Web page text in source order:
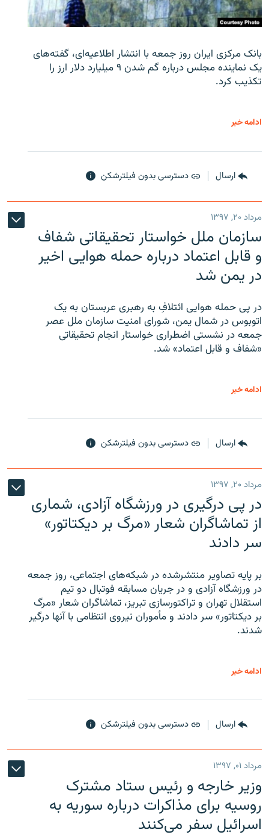
بانک مرکزی ایران روز جمعه با انتشار اطلاعیه‌ای، گفته‌های
یک نماینده مجلس درباره گم شدن ۹ میلیارد دلار ارز را
تکذیب کرد.
ادامه خبر
ارسال دسترسی بدون فیلترشکن
مرداد ۲۰, ۱۳۹۷
سازمان ملل خواستار تحقیقاتی شفاف
و قابل اعتماد درباره حمله هوایی اخیر
در یمن شد
در پی حمله هوایی ائتلافِ به رهبری عربستان به یک
اتوبوس در شمال یمن، شورای امنیت سازمان ملل عصر
جمعه در نشستی اضطراری خواستار انجام تحقیقاتی
«شفاف و قابل اعتماد» شد.
ادامه خبر
ارسال دسترسی بدون فیلترشکن
مرداد ۲۰, ۱۳۹۷
در پی درگیری در ورزشگاه آزادی، شماری
از تماشاگران شعار «مرگ بر دیکتاتور»
سر دادند
بر پایه تصاویر منتشرشده در شبکه‌های اجتماعی، روز جمعه
در ورزشگاه آزادی و در جریان مسابقه فوتبال دو تیم
استقلال تهران و تراکتورسازی تبریز، تماشاگران شعار «مرگ
بر دیکتاتور» سر دادند و مأموران نیروی انتظامی با آنها درگیر
شدند.
ادامه خبر
ارسال دسترسی بدون فیلترشکن
مرداد ۰۱, ۱۳۹۷
وزیر خارجه و رئیس‌ ستاد مشترک
روسیه برای مذاکرات درباره سوریه به
اسرائیل سفر می‌کنند